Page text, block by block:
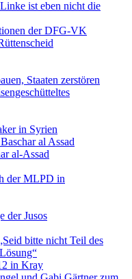
ist eben nicht die
der DFG-VK
Staaten zerstören
in Syrien
al Assad
al-Assad
der MLPD in
der Jusos
bitte nicht Teil des
in Kray